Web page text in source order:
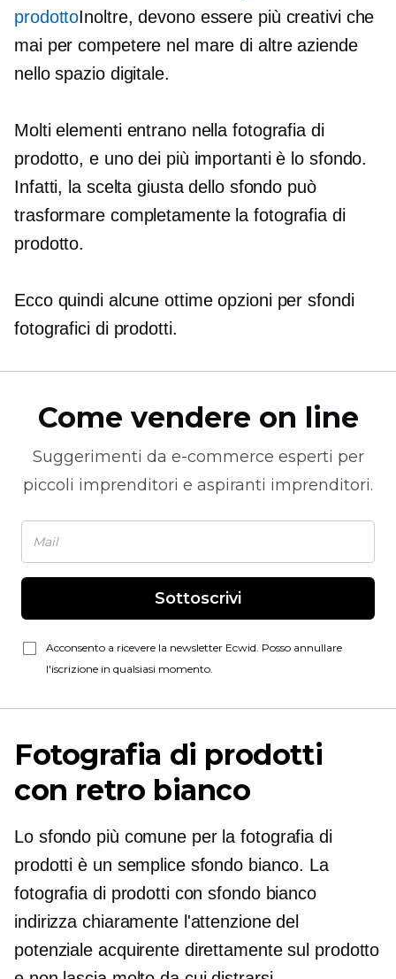
prodottoInoltre, devono essere più creativi che
mai per competere nel mare di altre aziende
nello spazio digitale.
Molti elementi entrano nella fotografia di
prodotto, e uno dei più importanti è lo sfondo.
Infatti, la scelta giusta dello sfondo può
trasformare completamente la fotografia di
prodotto.
Ecco quindi alcune ottime opzioni per sfondi
fotografici di prodotti.
Come vendere on line
Suggerimenti da e-commerce esperti per
piccoli imprenditori e aspiranti imprenditori.
Sottoscrivi
Acconsento a ricevere la newsletter Ecwid. Posso annullare
l'iscrizione in qualsiasi momento.
Fotografia di prodotti
con retro bianco
Lo sfondo più comune per la fotografia di
prodotti è un semplice sfondo bianco. La
fotografia di prodotti con sfondo bianco
indirizza chiaramente l'attenzione del
potenziale acquirente direttamente sul prodotto